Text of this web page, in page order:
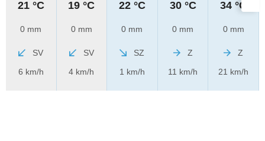
21 °C
0 mm
SV
6 km/h
19 °C
0 mm
SV
4 km/h
22 °C
0 mm
SZ
1 km/h
30 °C
0 mm
Z
11 km/h
34 °C
0 mm
Z
21 km/h